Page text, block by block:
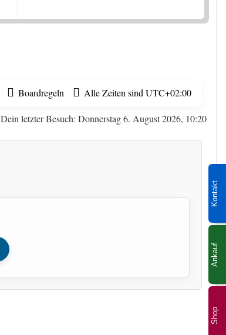
Shop
Kontakt
Ankauf
Boardregeln Alle Zeiten sind UTC+02:00
Dein letzter Besuch: Donnerstag 6. August 2026, 10:20